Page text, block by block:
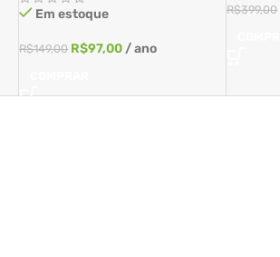
Em estoque
R$149,00 R$97,00 / ano
R$399,00